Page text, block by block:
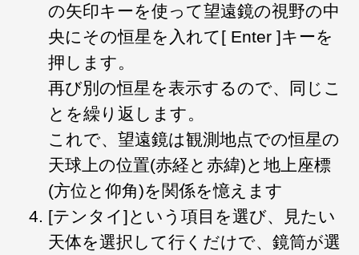
の矢印キーを使って望遠鏡の視野の中
央にその恒星を入れて[ Enter ]キーを
押します。
再び別の恒星を表示するので、同じこ
とを繰り返します。
これで、望遠鏡は観測地点での恒星の
天球上の位置(赤経と赤緯)と地上座標
(方位と仰角)を関係を憶えます
[テンタイ]という項目を選び、見たい
天体を選択して行くだけで、鏡筒が選